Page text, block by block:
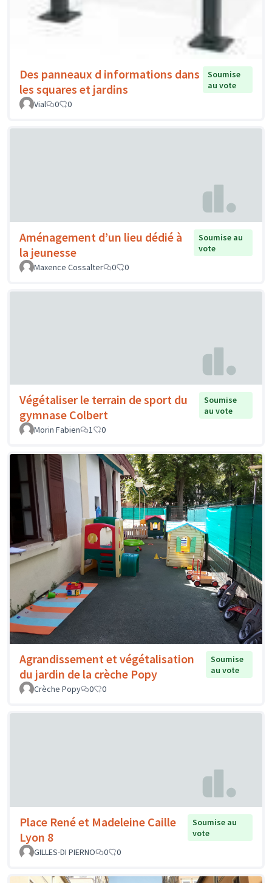
Des panneaux d informations dans
les squares et jardins
Soumise
au vote
Vial
0 0
Aménagement d’un lieu dédié à
la jeunesse
Soumise au
vote
Maxence Cossalter
0 0
Végétaliser le terrain de sport du
gymnase Colbert
Soumise
au vote
Morin Fabien
1 0
Agrandissement et végétalisation
du jardin de la crèche Popy
Soumise
au vote
Crèche Popy
0 0
Place René et Madeleine Caille
Lyon 8
Soumise au
vote
GILLES-DI PIERNO
0 0